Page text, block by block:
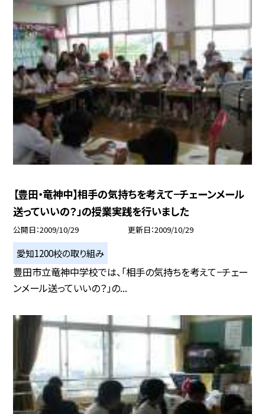
【豊田・竜神中】相手の気持ちを考えて−チェーンメール
送っていいの？」の授業実践を行いました
公開日 2009/10/29 更新日 2009/10/29
愛知1200校の取り組み
豊田市立竜神中学校では、「相手の気持ちを考えて−チェー
ンメール送っていいの？」の...